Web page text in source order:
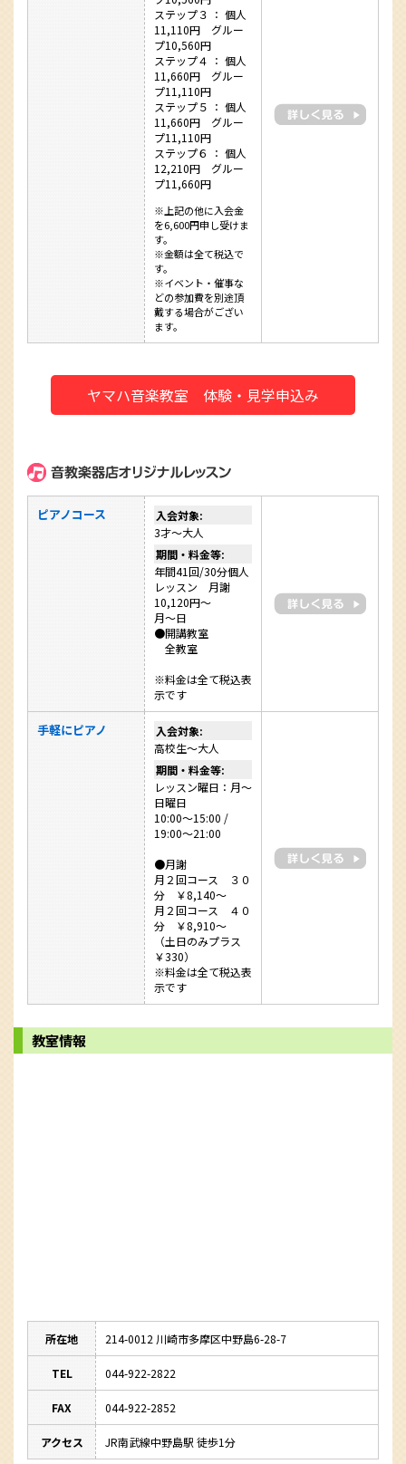
ステップ３ ： 個人
11,110円 グルー
プ10,560円
ステップ４ ： 個人
11,660円 グルー
プ11,110円
ステップ５ ： 個人
11,660円 グルー
プ11,110円
ステップ６ ： 個人
12,210円 グルー
プ11,660円
※上記の他に入会金
を6,600円申し受けま
す。
※金額は全て税込で
す。
※イベント・催事な
どの参加費を別途頂
戴する場合がござい
ます。
ヤマハ音楽教室 体験・見学申込み
ピアノコース
入会対象:
3才～大人
期間・料金等:
年間41回/30分個人
レッスン 月謝
10,120円～
月～日
●開講教室
全教室
※料金は全て税込表
示です
手軽にピアノ
入会対象:
高校生～大人
期間・料金等:
レッスン曜日：月～
日曜日
10:00～15:00 /
19:00～21:00
●月謝
月２回コース ３０
分 ￥8,140～
月２回コース ４０
分 ￥8,910～
（土日のみプラス
￥330）
※料金は全て税込表
示です
教室情報
所在地 214-0012 川崎市多摩区中野島6-28-7
TEL 044-922-2822
FAX 044-922-2852
アクセス JR南武線中野島駅 徒歩1分